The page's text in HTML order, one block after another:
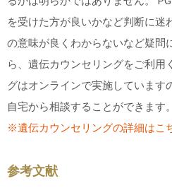
を受けた方が良いかなど判断に迷
の意味が良くわからないなど疑問
ら、遺伝カウンセリングをご利用
グはオンラインで実施しています
自宅から相談することができます。
※遺伝カウンセリングの詳細はこ
参考文献